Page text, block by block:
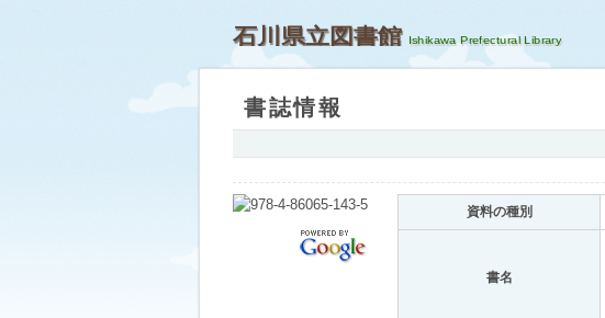
石川県立図書館
書誌情報
資料の種別
書名